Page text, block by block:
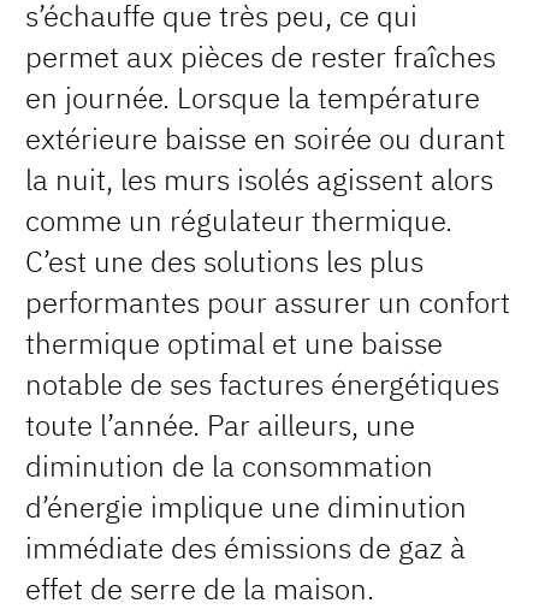
s’échauffe que très peu, ce qui
permet aux pièces de rester fraîches
en journée. Lorsque la température
extérieure baisse en soirée ou durant
la nuit, les murs isolés agissent alors
comme un régulateur thermique.
C’est une des solutions les plus
performantes pour assurer un confort
thermique optimal et une baisse
notable de ses factures énergétiques
toute l’année. Par ailleurs, une
diminution de la consommation
d’énergie implique une diminution
immédiate des émissions de gaz à
effet de serre de la maison.